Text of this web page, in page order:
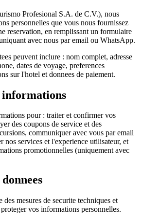
Profesional S.A. de C.V.), nous
personnelles que vous nous fournissez
reservation, en remplissant un formulaire
avec nous par email ou WhatsApp.
peuvent inclure : nom complet, adresse
dates de voyage, preferences
sur l'hotel et donnees de paiement.
pour : traiter et confirmer vos
des coupons de service et des
communiquer avec vous par email
nos services et l'experience utilisateur, et
promotionnelles (uniquement avec
mesures de securite techniques et
vos informations personnelles.